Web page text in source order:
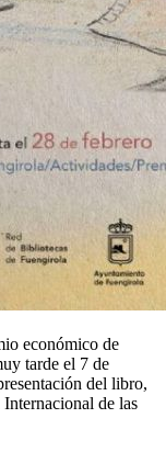
económico de
tarde el 7 de
del libro,
de las